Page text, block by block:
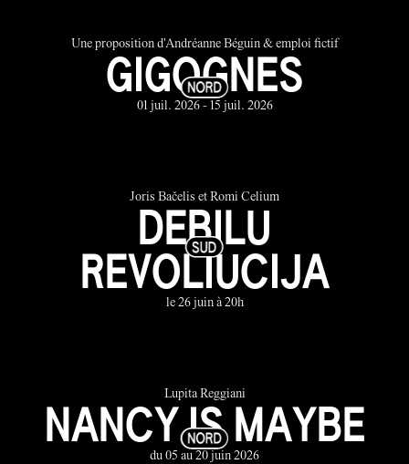
Une proposition d'Andréanne Béguin & emploi fictif
GIGOGNES
01 juil. 2026 - 15 juil. 2026
Joris Bačelis et Romi Celium
DEBILU
REVOLIUCIJA
le 26 juin à 20h
Lupita Reggiani
NANCY IS MAYBE
du 05 au 20 juin 2026